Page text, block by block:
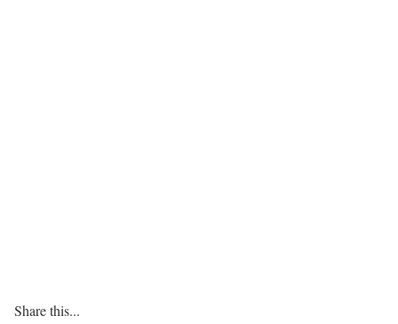
Share this...